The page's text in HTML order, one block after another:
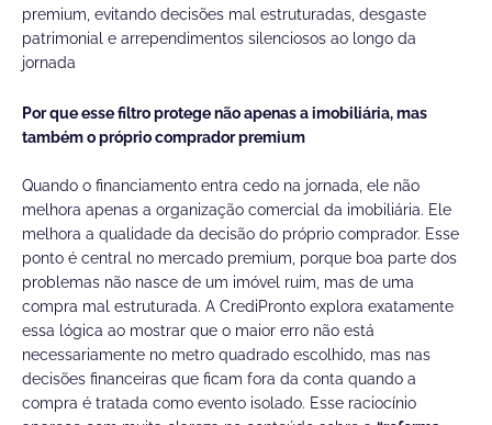
premium, evitando decisões mal estruturadas, desgaste
patrimonial e arrependimentos silenciosos ao longo da
jornada
Por que esse filtro protege não apenas a imobiliária, mas
também o próprio comprador premium
Quando o financiamento entra cedo na jornada, ele não
melhora apenas a organização comercial da imobiliária. Ele
melhora a qualidade da decisão do próprio comprador. Esse
ponto é central no mercado premium, porque boa parte dos
problemas não nasce de um imóvel ruim, mas de uma
compra mal estruturada. A CrediPronto explora exatamente
essa lógica ao mostrar que o maior erro não está
necessariamente no metro quadrado escolhido, mas nas
decisões financeiras que ficam fora da conta quando a
compra é tratada como evento isolado. Esse raciocínio